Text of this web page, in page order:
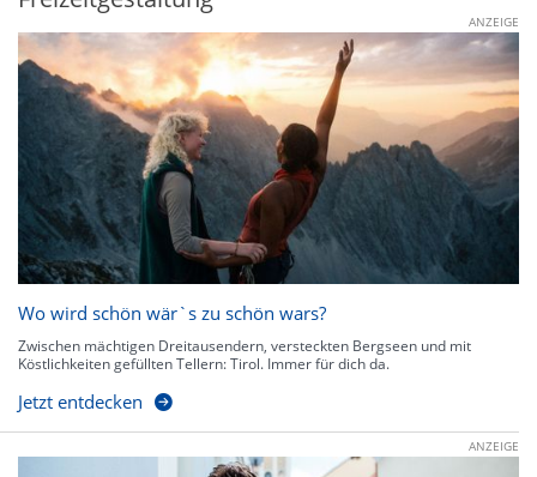
ANZEIGE
Wo wird schön wär`s zu schön wars?
Zwischen mächtigen Dreitausendern, versteckten Bergseen und mit
Köstlichkeiten gefüllten Tellern: Tirol. Immer für dich da.
Jetzt entdecken
ANZEIGE